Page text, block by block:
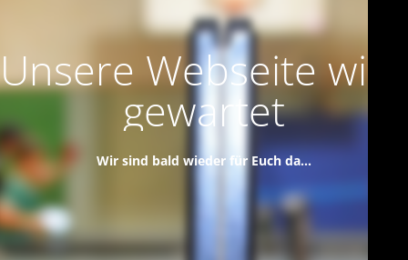
Unsere Webseite wird
gewartet
Wir sind bald wieder für Euch da...